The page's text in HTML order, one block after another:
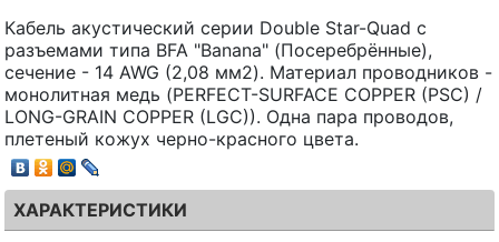
Кабель акустический серии Double Star-Quad с
разъемами типа BFA "Banana" (Посеребрённые),
сечение - 14 AWG (2,08 мм2). Материал проводников -
монолитная медь (PERFECT-SURFACE COPPER (PSC) /
LONG-GRAIN COPPER (LGC)). Одна пара проводов,
плетеный кожух черно-красного цвета.
ХАРАКТЕРИСТИКИ